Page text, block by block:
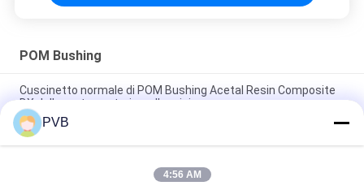
POM Bushing
Cuscinetto normale di POM Bushing Acetal Resin Composite
DX della parte posteriore d'acciaio
Diamond Oil Pockets POM Bushings Steel Back POM Bearing
Boundary Lubricating
Parte posteriore d'acciaio POM Bushing Composite Plain Split
PVB
4:56 AM